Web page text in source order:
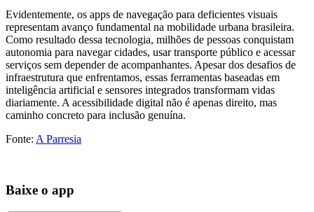
Evidentemente, os apps de navegação para deficientes visuais
representam avanço fundamental na mobilidade urbana brasileira.
Como resultado dessa tecnologia, milhões de pessoas conquistam
autonomia para navegar cidades, usar transporte público e acessar
serviços sem depender de acompanhantes. Apesar dos desafios de
infraestrutura que enfrentamos, essas ferramentas baseadas em
inteligência artificial e sensores integrados transformam vidas
diariamente. A acessibilidade digital não é apenas direito, mas
caminho concreto para inclusão genuína.
Fonte: A Parresia
Baixe o app